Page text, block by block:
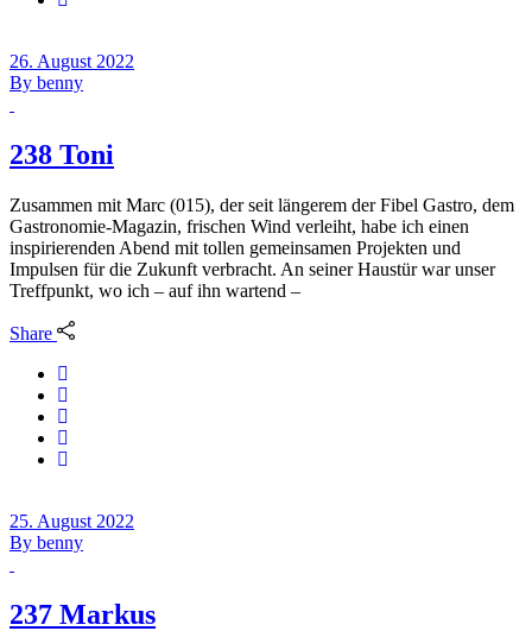
26. August 2022
By benny
238 Toni
Zusammen mit Marc (015), der seit längerem der Fibel Gastro, dem
Gastronomie-Magazin, frischen Wind verleiht, habe ich einen
inspirierenden Abend mit tollen gemeinsamen Projekten und
Impulsen für die Zukunft verbracht. An seiner Haustür war unser
Treffpunkt, wo ich – auf ihn wartend –
Share
25. August 2022
By benny
237 Markus